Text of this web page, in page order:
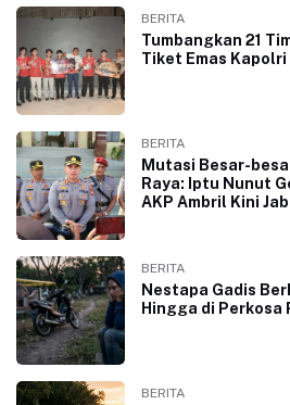
BERITA
Tumbangkan 21
Tiket Emas Kapolri
BERITA
Mutasi Besar-
Raya: Iptu Nunut
AKP Ambril Kini
BERITA
Nestapa Gadis
Hingga di Perkosa
BERITA